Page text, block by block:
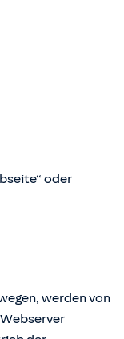
oder
werden von